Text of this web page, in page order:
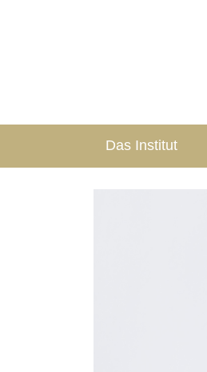
Das Institut